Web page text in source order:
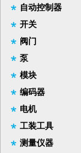
自动控制器
开关
阀门
泵
模块
编码器
电机
工装工具
测量仪器